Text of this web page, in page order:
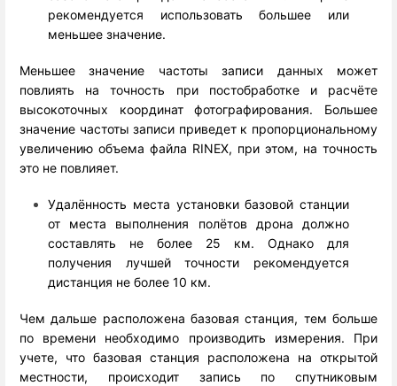
рекомендуется использовать большее или
меньшее значение.
Меньшее значение частоты записи данных может
повлиять на точность при постобработке и расчёте
высокоточных координат фотографирования. Большее
значение частоты записи приведет к пропорциональному
увеличению объема файла RINEX, при этом, на точность
это не повлияет.
Удалённость места установки базовой станции
от места выполнения полётов дрона должно
составлять не более 25 км. Однако для
получения лучшей точности рекомендуется
дистанция не более 10 км.
Чем дальше расположена базовая станция, тем больше
по времени необходимо производить измерения. При
учете, что базовая станция расположена на открытой
местности, происходит запись по спутниковым